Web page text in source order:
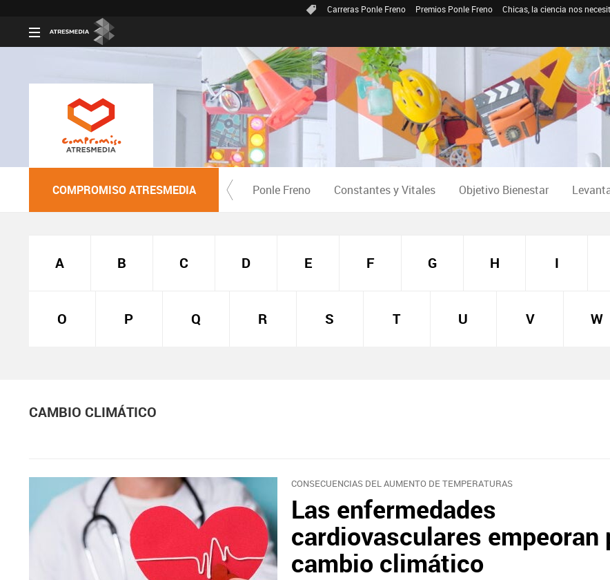
Carreras Ponle Freno Premios Ponle Freno Chicas, la ciencia nos
COMPROMISO ATRESMEDIA Ponle Freno Constantes y Vitales Objetivo Bienestar
A B C D E F G H I
O P Q R S T U V W
CAMBIO CLIMÁTICO
CONSECUENCIAS DEL AUMENTO DE TEMPERATURAS
Las enfermedades
cardiovasculares empeoran
cambio climático